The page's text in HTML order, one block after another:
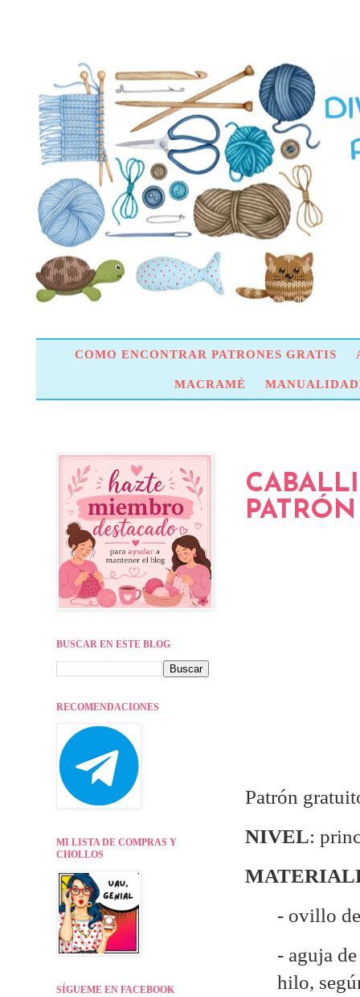
COMO ENCONTRAR PATRONES GRATIS
MACRAMÉ
Patrón
NIVEL:
- ovillo
- aguja
hilo,
BUSCAR EN ESTE BLOG
RECOMENDACIONES
MI LISTA DE COMPRAS Y
CHOLLOS
SÍGUEME EN FACEBOOK